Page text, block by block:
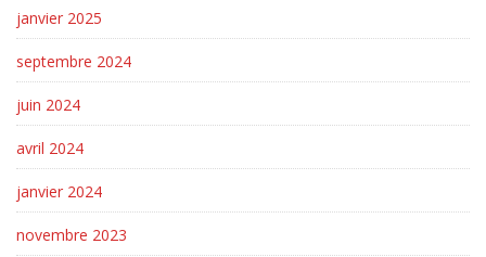
janvier 2025
septembre 2024
juin 2024
avril 2024
janvier 2024
novembre 2023